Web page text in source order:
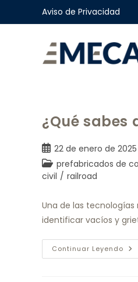
Aviso de Privacidad
¿Qué sabes
22 de enero de 2025
prefabricados de
civil / railroad
Una de las
identificar vacíos y
Continuar Leyendo